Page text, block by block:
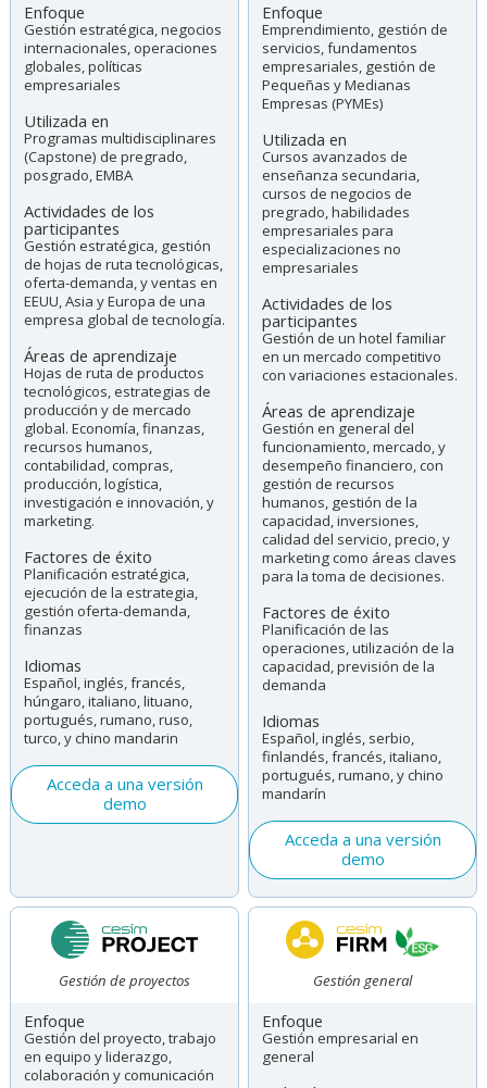
Enfoque
Gestión estratégica, negocios
internacionales, operaciones
globales, políticas
empresariales
Utilizada en
Programas multidisciplinares
(Capstone) de pregrado,
posgrado, EMBA
Actividades de los
participantes
Gestión estratégica, gestión
de hojas de ruta tecnológicas,
oferta-demanda, y ventas en
EEUU, Asia y Europa de una
empresa global de tecnología.
Áreas de aprendizaje
Hojas de ruta de productos
tecnológicos, estrategias de
producción y de mercado
global. Economía, finanzas,
recursos humanos,
contabilidad, compras,
producción, logística,
investigación e innovación, y
marketing.
Factores de éxito
Planificación estratégica,
ejecución de la estrategia,
gestión oferta-demanda,
finanzas
Idiomas
Español, inglés, francés,
húngaro, italiano, lituano,
portugués, rumano, ruso,
turco, y chino mandarin
Acceda a una versión
demo
Enfoque
Emprendimiento, gestión de
servicios, fundamentos
empresariales, gestión de
Pequeñas y Medianas
Empresas (PYMEs)
Utilizada en
Cursos avanzados de
enseñanza secundaria,
cursos de negocios de
pregrado, habilidades
empresariales para
especializaciones no
empresariales
Actividades de los
participantes
Gestión de un hotel familiar
en un mercado competitivo
con variaciones estacionales.
Áreas de aprendizaje
Gestión en general del
funcionamiento, mercado, y
desempeño financiero, con
gestión de recursos
humanos, gestión de la
capacidad, inversiones,
calidad del servicio, precio, y
marketing como áreas claves
para la toma de decisiones.
Factores de éxito
Planificación de las
operaciones, utilización de la
capacidad, previsión de la
demanda
Idiomas
Español, inglés, serbio,
finlandés, francés, italiano,
portugués, rumano, y chino
mandarín
Acceda a una versión
demo
Gestión de proyectos
Enfoque
Gestión del proyecto, trabajo
en equipo y liderazgo,
colaboración y comunicación
Gestión general
Enfoque
Gestión empresarial en
general